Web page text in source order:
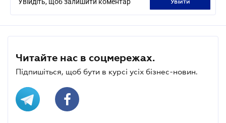
Читайте нас в соцмережах.
Підпишіться, щоб бути в курсі усіх бізнес-новин.